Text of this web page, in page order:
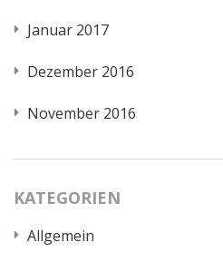
Januar 2017
Dezember 2016
November 2016
KATEGORIEN
Allgemein